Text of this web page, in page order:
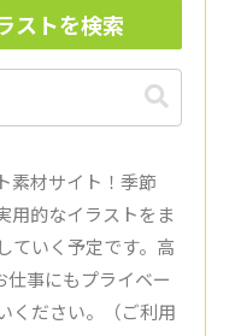
ストを検索
素材サイト！季節
用的なイラストをま
ていく予定です。高
事にもプライベー
ください。（ご利用